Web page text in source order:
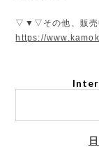
▽▼▽その他、販売
https://